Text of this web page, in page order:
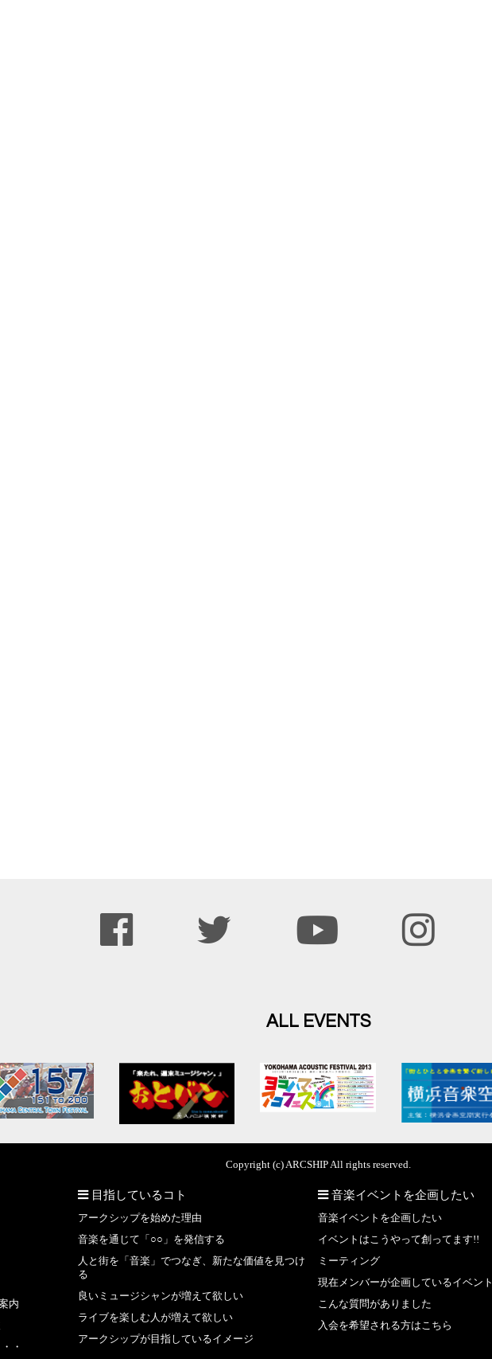
ALL EVENTS
Copyright (c) ARCSHIP All rights reserved.
内
・
目指しているコト
アークシップを始めた理由
音楽を通じて「○○」を発信する
人と街を「音楽」でつなぎ、新たな価値を見つけ
る
良いミュージシャンが増えて欲しい
ライブを楽しむ人が増えて欲しい
アークシップが目指しているイメージ
音楽イベントを企画したい
音楽イベントを企画したい
イベントはこうやって創ってます!!
ミーティング
現在メンバーが企画しているイベント
こんな質問がありました
入会を希望される方はこちら